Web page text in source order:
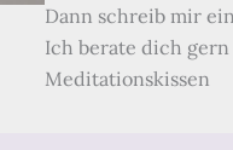
Dann schreib mir
Ich berate dich
Meditationskissen